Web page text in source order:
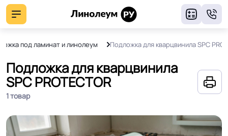
под ламинат и линолеум Подложка для кварцвинила SPC
Подложка для кварцвинила
SPC PROTECTOR
1 товар